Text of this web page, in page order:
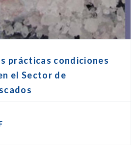
prácticas condiciones
el Sector de